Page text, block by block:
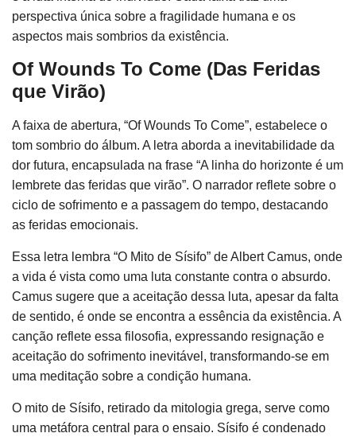
perspectiva única sobre a fragilidade humana e os
aspectos mais sombrios da existência.
Of Wounds To Come (Das Feridas
que Virão)
A faixa de abertura, “Of Wounds To Come”, estabelece o
tom sombrio do álbum. A letra aborda a inevitabilidade da
dor futura, encapsulada na frase “A linha do horizonte é um
lembrete das feridas que virão”. O narrador reflete sobre o
ciclo de sofrimento e a passagem do tempo, destacando
as feridas emocionais.
Essa letra lembra “O Mito de Sísifo” de Albert Camus, onde
a vida é vista como uma luta constante contra o absurdo.
Camus sugere que a aceitação dessa luta, apesar da falta
de sentido, é onde se encontra a essência da existência. A
canção reflete essa filosofia, expressando resignação e
aceitação do sofrimento inevitável, transformando-se em
uma meditação sobre a condição humana.
O mito de Sísifo, retirado da mitologia grega, serve como
uma metáfora central para o ensaio. Sísifo é condenado